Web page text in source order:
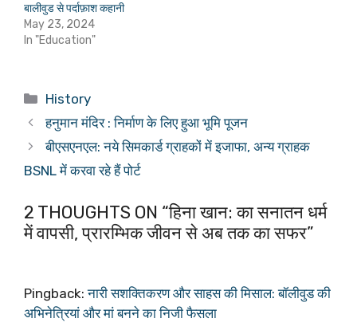
बालीवुड से पर्दाफ़ाश कहानी
May 23, 2024
In "Education"
Categories
History
हनुमान मंदिर : निर्माण के लिए हुआ भूमि पूजन
बीएसएनएल: नये सिमकार्ड ग्राहकों में इजाफा, अन्य ग्राहक
BSNL में करवा रहे हैं पोर्ट
2 THOUGHTS ON “हिना खान: का सनातन धर्म
में वापसी, प्रारम्भिक जीवन से अब तक का सफर”
Pingback:नारी सशक्तिकरण और साहस की मिसाल: बॉलीवुड की
अभिनेत्रियां और मां बनने का निजी फैसला